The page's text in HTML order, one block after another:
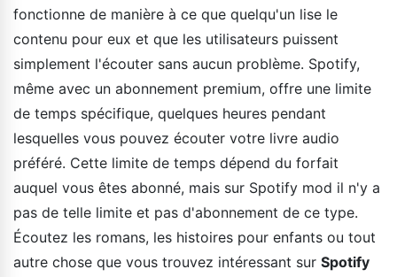
fonctionne de manière à ce que quelqu'un lise le
contenu pour eux et que les utilisateurs puissent
simplement l'écouter sans aucun problème. Spotify,
même avec un abonnement premium, offre une limite
de temps spécifique, quelques heures pendant
lesquelles vous pouvez écouter votre livre audio
préféré. Cette limite de temps dépend du forfait
auquel vous êtes abonné, mais sur Spotify mod il n'y a
pas de telle limite et pas d'abonnement de ce type.
Écoutez les romans, les histoires pour enfants ou tout
autre chose que vous trouvez intéressant sur Spotify